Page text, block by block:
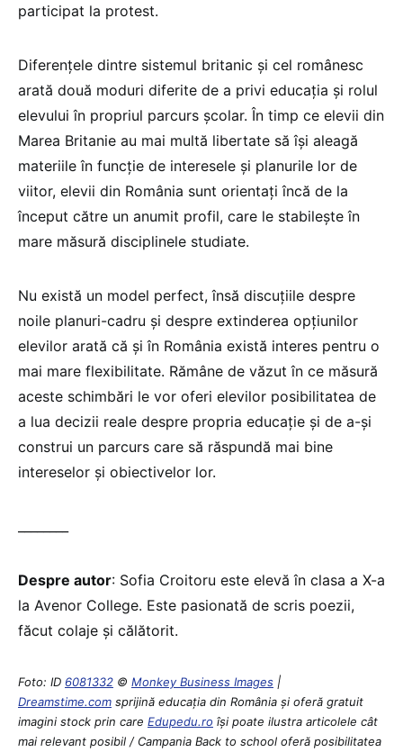
participat la protest.
Diferențele dintre sistemul britanic și cel românesc
arată două moduri diferite de a privi educația și rolul
elevului în propriul parcurs școlar. În timp ce elevii din
Marea Britanie au mai multă libertate să își aleagă
materiile în funcție de interesele și planurile lor de
viitor, elevii din România sunt orientați încă de la
început către un anumit profil, care le stabilește în
mare măsură disciplinele studiate.
Nu există un model perfect, însă discuțiile despre
noile planuri-cadru și despre extinderea opțiunilor
elevilor arată că și în România există interes pentru o
mai mare flexibilitate. Rămâne de văzut în ce măsură
aceste schimbări le vor oferi elevilor posibilitatea de
a lua decizii reale despre propria educație și de a-și
construi un parcurs care să răspundă mai bine
intereselor și obiectivelor lor.
Despre autor: Sofia Croitoru este elevă în clasa a X-a
la Avenor College. Este pasionată de scris poezii,
făcut colaje și călătorit.
Foto: ID 6081332 © Monkey Business Images |
Dreamstime.com sprijină educaţia din România şi oferă gratuit
imagini stock prin care Edupedu.ro îşi poate ilustra articolele cât
mai relevant posibil / Campania Back to school oferă posibilitatea